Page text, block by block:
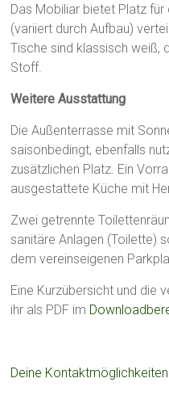
Das Mobiliar bietet Platz
(variiert durch Aufbau)
Tische sind klassisch weiß,
Stoff.
Weitere Ausstattung
Die Außenterrasse mit
saisonbedingt, ebenfalls
zusätzlichen Platz. Ein
ausgestattete Küche mit
Zwei getrennte
sanitäre Anlagen (Toilette)
dem vereinseigenen
Eine Kurzübersicht und die
ihr als PDF im
Deine